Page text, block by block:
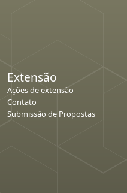
Extensão
Ações de extensão
Contato
Submissão de Propostas